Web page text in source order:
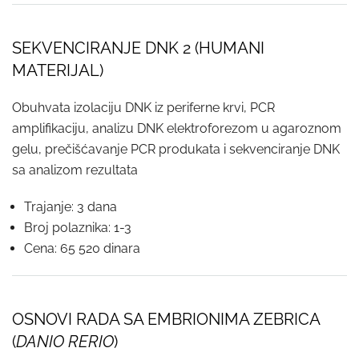
SEKVENCIRANJE DNK 2 (HUMANI
MATERIJAL)
Obuhvata izolaciju DNK iz periferne krvi, PCR
amplifikaciju, analizu DNK elektroforezom u agaroznom
gelu, prečišćavanje PCR produkata i sekvenciranje DNK
sa analizom rezultata
Trajanje: 3 dana
Broj polaznika: 1-3
Cena: 65 520 dinara
OSNOVI RADA SA EMBRIONIMA ZEBRICA
(DANIO RERIO)